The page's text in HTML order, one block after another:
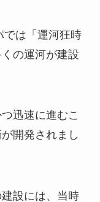
では「運河狂時
の運河が建設
迅速に進むこ
開発されまし
設には、当時